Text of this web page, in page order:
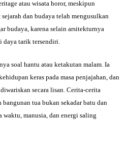
atau wisata horor, meskipun
dan budaya telah mengusulkan
budaya, karena selain arsitekturnya
tarik tersendiri.
soal hantu atau ketakutan malam. Ia
keras pada masa penjajahan, dan
secara lisan. Cerita-cerita
tua bukan sekadar batu dan
manusia, dan energi saling